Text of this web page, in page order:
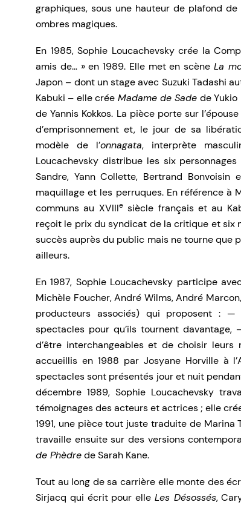
graphiques, sous une hauteur de plafond
ombres magiques.
En 1985, Sophie Loucachevsky crée la
amis de… » en 1989. Elle met en scène La
Japon – dont un stage avec Suzuki Tadashi
Kabuki – elle crée Madame de Sade de
de Yannis Kokkos. La pièce porte sur
d’emprisonnement et, le jour de sa
modèle de l’onnagata, interprète
Loucachevsky distribue les six
Sandre, Yann Collette, Bertrand
maquillage et les perruques. En référence à
communs au XVIIIesiècle français et au
reçoit le prix du syndicat de la critique et six
succès auprès du public mais ne tourne que
ailleurs.
En 1987, Sophie Loucachevsky participe
Michèle Foucher, André Wilms, André
producteurs associés) qui proposent :
spectacles pour qu’ils tournent
d’être interchangeables et de choisir
accueillis en 1988 par Josyane Horville à
spectacles sont présentés jour et nuit
décembre 1989, Sophie Loucachevsky
témoignages des acteurs et actrices ; elle
1991, une pièce tout juste traduite de Marina
travaille ensuite sur des versions
de Phèdrede Sarah Kane.
Tout au long de sa carrière elle monte des
Sirjacq qui écrit pour elle Les Désossés,